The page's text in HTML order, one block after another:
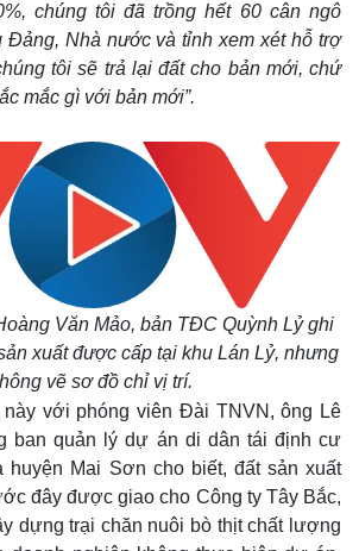
Thị trường
Giá vàng
Tiêu dùng
Tỷ giá
Chứng khoán
Giá cà phê
chúng tôi đã trồng hết 60 cân ngô
Đảng, Nhà nước và tỉnh xem xét hỗ trợ
tôi sẽ trả lại đất cho bản mới, chứ
mắc gì với bản mới”.
Văn Mảo, bản TĐC Quỳnh Lỷ ghi
xuất được cấp tại khu Lán Lỷ, nhưng
vẽ sơ đồ chỉ vị trí.
này với phóng viên Đài TNVN, ông Lê
ban quản lý dự án di dân tái định cư
huyện Mai Sơn cho biết, đất sản xuất
đây được giao cho Công ty Tây Bắc,
dựng trại chăn nuôi bò thịt chất lượng